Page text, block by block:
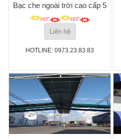
Bạc che ngoài trời cao cấp 5
Liên hệ
HOTLINE: 0973.23.83.83